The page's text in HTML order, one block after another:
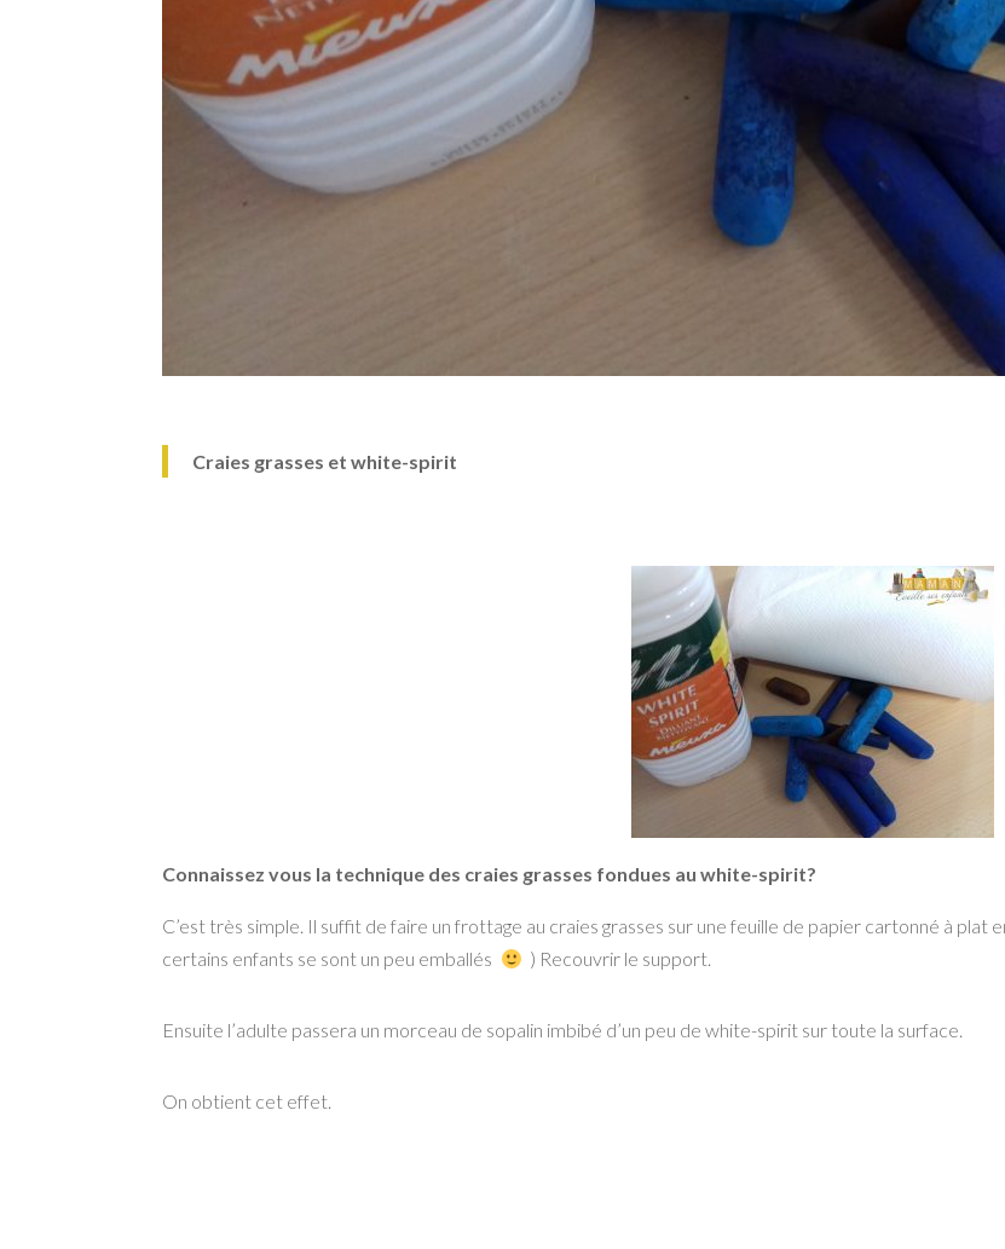
Craies grasses et white-spirit
Connaissez vous la technique des craies grasses fondues au white-spirit?
C’est très simple. Il suffit de faire un frottage au craies grasses sur une feuille de papier cartonné à plat
certains enfants se sont un peu emballés
) Recouvrir le support.
Ensuite l’adulte passera un morceau de sopalin imbibé d’un peu de white-spirit sur toute la surface.
On obtient cet effet.